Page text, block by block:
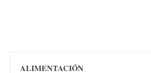
ALIMENTACIÓN